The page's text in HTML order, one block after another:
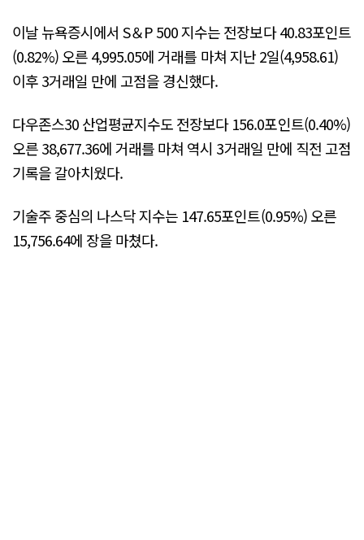
이날 뉴욕증시에서 S＆P 500 지수는 전장보다 40.83포인트
(0.82%) 오른 4,995.05에 거래를 마쳐 지난 2일(4,958.61)
이후 3거래일 만에 고점을 경신했다.
다우존스30 산업평균지수도 전장보다 156.0포인트(0.40%)
오른 38,677.36에 거래를 마쳐 역시 3거래일 만에 직전 고점
기록을 갈아치웠다.
기술주 중심의 나스닥 지수는 147.65포인트(0.95%) 오른
15,756.64에 장을 마쳤다.